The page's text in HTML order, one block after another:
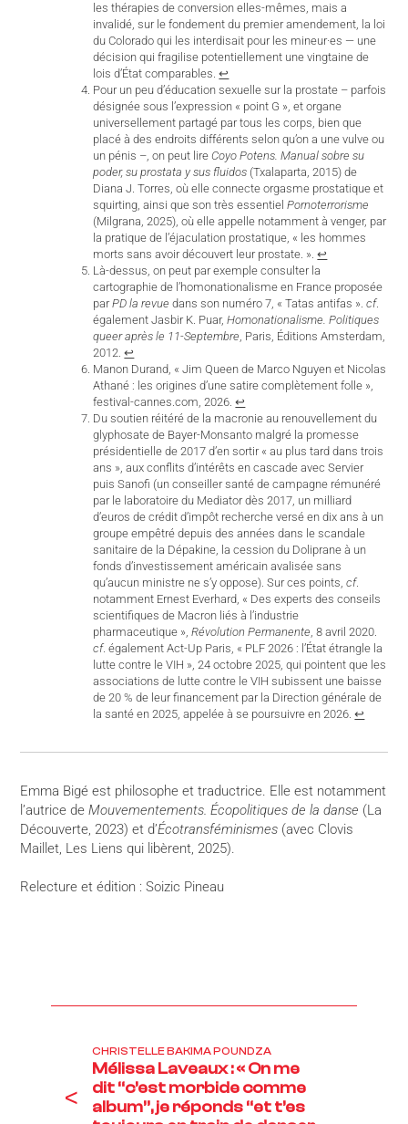
les thérapies de conversion elles-mêmes, mais a
invalidé, sur le fondement du premier amendement, la loi
du Colorado qui les interdisait pour les mineur·es — une
décision qui fragilise potentiellement une vingtaine de
lois d’État comparables.↩︎
Pour un peu d’éducation sexuelle sur la prostate – parfois
désignée sous l’expression « point G », et organe
universellement partagé par tous les corps, bien que
placé à des endroits différents selon qu’on a une vulve ou
un pénis –, on peut lireCoyo Potens. Manual sobre su
poder, su prostata y sus fluidos (Txalaparta, 2015) de
Diana J. Torres, où elle connecte orgasme prostatique et
squirting, ainsi que son très essentielPornoterrorisme
(Milgrana, 2025), où elle appelle notamment à venger, par
la pratique de l’éjaculation prostatique, « les hommes
morts sans avoir découvert leur prostate. ».↩︎
Là-dessus, on peut par exemple consulter la
cartographie de l’homonationalisme en France proposée
parPD la revuedans son numéro 7, « Tatas antifas ».cf.
également Jasbir K. Puar,Homonationalisme. Politiques
queer après le 11-Septembre, Paris, Éditions Amsterdam,
2012.↩︎
Manon Durand, « Jim Queen de Marco Nguyen et Nicolas
Athané : les origines d’une satire complètement folle »,
festival-cannes.com, 2026.↩︎
Du soutien réitéré de la macronie au renouvellement du
glyphosate de Bayer-Monsanto malgré la promesse
présidentielle de 2017 d’en sortir « au plus tard dans trois
ans », aux conflits d’intérêts en cascade avec Servier
puis Sanofi (un conseiller santé de campagne rémunéré
par le laboratoire du Mediator dès 2017, un milliard
d’euros de crédit d’impôt recherche versé en dix ans à un
groupe empêtré depuis des années dans le scandale
sanitaire de la Dépakine, la cession du Doliprane à un
fonds d’investissement américain avalisée sans
qu’aucun ministre ne s’y oppose). Sur ces points,cf.
notamment Ernest Everhard, « Des experts des conseils
scientifiques de Macron liés à l’industrie
pharmaceutique »,Révolution Permanente, 8 avril 2020.
cf. également Act-Up Paris, « PLF 2026 : l’État étrangle la
lutte contre le VIH », 24 octobre 2025, qui pointent que les
associations de lutte contre le VIH subissent une baisse
de 20 % de leur financement par la Direction générale de
la santé en 2025, appelée à se poursuivre en 2026.↩︎
Emma Bigé est philosophe et traductrice. Elle est notamment
l’autrice deMouvementements. Écopolitiques de la danse (La
Découverte, 2023) et d’Écotransféminismes (avec Clovis
Maillet, Les Liens qui libèrent, 2025).
Relecture et édition : Soizic Pineau
<
CHRISTELLE BAKIMA POUNDZA
Mélissa Laveaux : « On me
dit “c’est morbide comme
album”, je réponds “et t’es